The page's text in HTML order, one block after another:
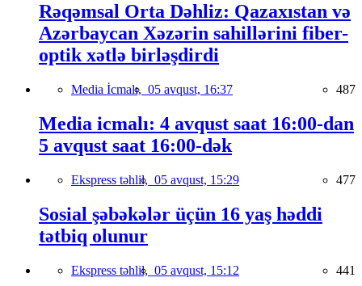
Rəqəmsal Orta Dəhliz: Qazaxıstan və
Azərbaycan Xəzərin sahillərini fiber-
optik xətlə birləşdirdi
Media İcmalı, 05 avqust, 16:37 487
Media icmalı: 4 avqust saat 16:00-dan
5 avqust saat 16:00-dək
Ekspress təhlil, 05 avqust, 15:29 477
Sosial şəbəkələr üçün 16 yaş həddi
tətbiq olunur
Ekspress təhlil, 05 avqust, 15:12 441